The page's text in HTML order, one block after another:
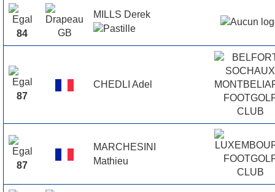
84
MILLS Derek
87
CHEDLI Adel
87
MARCHESINI
Mathieu